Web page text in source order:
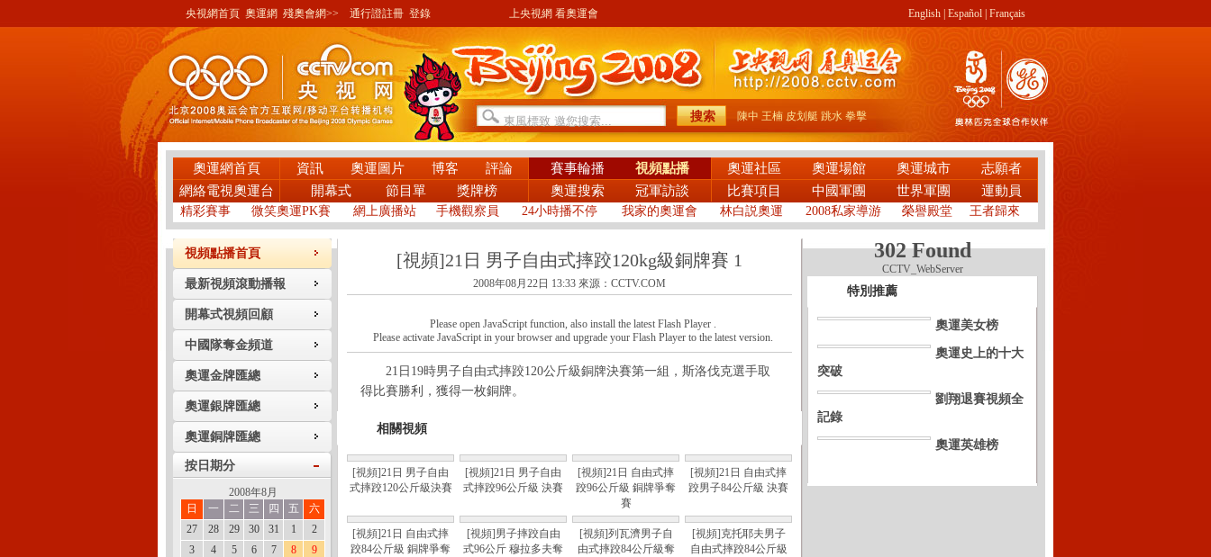
央視網首頁 奧運網 殘奧會網>> 通行證註冊 登錄 上央視網 看奧運會 English Español Français
陳中 王楠 皮划艇 跳水 拳擊
奧運網首頁 資訊 奧運圖片 博客 評論 賽事輪播 視頻點播 奧運社區 奧運場館 奧運城市
志願者
網絡電視奧運台
開幕式 節目單 獎牌榜 奧運搜索 冠軍訪談 比賽項目 中國軍團 世界軍團 運動員
精彩賽事 微笑奧運PK賽 網上廣播站 手機觀察員 24小時播不停 我家的奧運會 林白説奧運 2008私家導游 榮譽殿堂 王者歸來
視頻點播首頁
最新視頻滾動播報
開幕式視頻回顧
中國隊奪金頻道
奧運金牌匯總
奧運銀牌匯總
奧運銅牌匯總
按日期分
2008年8月
日
一 二 三 四 五
六
27
28 29 30 31 1
2
3
4 5 6 7 8
9
[視頻]21日 男子自由式摔跤120kg級銅牌賽 1
2008年08月22日 13:33 來源：CCTV.COM
Please open JavaScript function, also install the latest Flash Player .
Please activate JavaScript in your browser and upgrade your Flash Player to the latest version.
21日19時男子自由式摔跤120公斤級銅牌決賽第一組，斯洛伐克選手取
得比賽勝利，獲得一枚銅牌。
相關視頻
[視頻]21日 男子自由
式摔跤120公斤級決賽
[視頻]21日 男子自由
式摔跤96公斤級 決賽
[視頻]21日 自由式摔
跤96公斤級 銅牌爭奪
賽
[視頻]21日 自由式摔
跤男子84公斤級 決賽
[視頻]21日 自由式摔
跤84公斤級 銅牌爭奪
[視頻]男子摔跤自由
式96公斤 穆拉多夫奪
[視頻]列瓦濟男子自
由式摔跤84公斤級奪
[視頻]克托耶夫男子
自由式摔跤84公斤級
302 Found
CCTV_WebServer
特別推薦
奧運美女榜
奧運史上的十大
突破
劉翔退賽視頻全
記錄
奧運英雄榜